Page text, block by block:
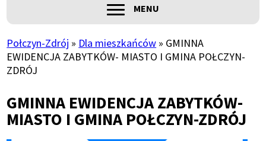
Główna
nawigacja
ROZWIŃ
MENU
Ścieżka
nawigacyjna
Połczyn-Zdrój Dla mieszkańców
GMINNA
EWIDENCJA ZABYTKÓW- MIASTO I GMINA POŁCZYN-
ZDRÓJ
GMINNA EWIDENCJA ZABYTKÓW-
MIASTO I GMINA POŁCZYN-ZDRÓJ